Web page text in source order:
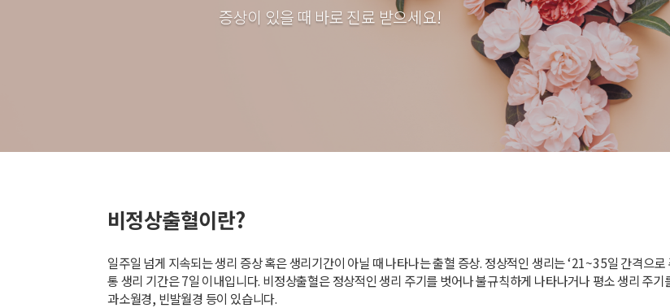
증상이 있을 때 바로 진료 받으세요!
비정상출혈이란?
일주일 넘게 지속되는 생리 증상 혹은 생리기간이 아닐 때 나타나는 출혈 증상. 정상적인 생리는 ‘21~35일 간격으
통 생리 기간은 7일 이내입니다. 비정상출혈은 정상적인 생리 주기를 벗어나 불규칙하게 나타나거나 평소 생리 주
과소월경, 빈발월경 등이 있습니다.